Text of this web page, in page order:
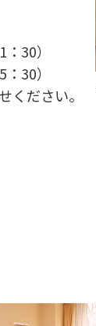
30）
30）
ください。